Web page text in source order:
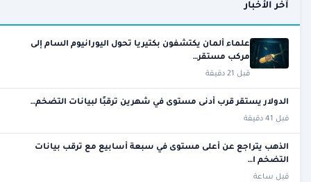
آخر الأخبار
علماء ألمان يكتشفون بكتيريا تحول اليورانيوم السام إلى
مركب مستقر…
قبل 21 دقيقة
الدولار يستقر قرب أدنى مستوى في شهرين ترقبًا لبيانات التضخم…
قبل 41 دقيقة
الذهب يتراجع عن أعلى مستوى في سبعة أسابيع مع ترقب بيانات
التضخم ا…
قبل ساعة